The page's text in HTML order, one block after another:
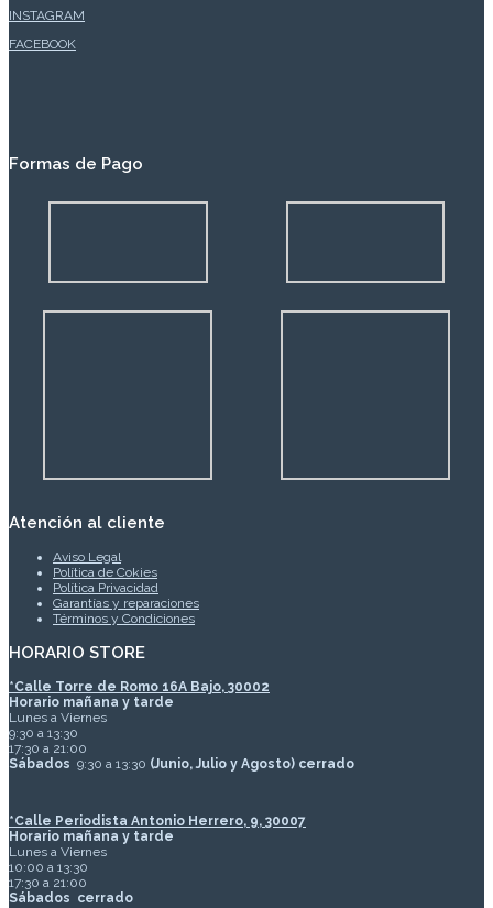
INSTAGRAM
FACEBOOK
Formas de Pago
Atención al cliente
Aviso Legal
Política de Cokies
Política Privacidad
Garantías y reparaciones
Términos y Condiciones
HORARIO STORE
*Calle Torre de Romo 16A Bajo, 30002
Horario mañana y tarde
Lunes a Viernes
9:30 a 13:30
17:30 a 21:00
Sábados 9:30 a 13:30 (Junio, Julio y Agosto) cerrado
*Calle Periodista Antonio Herrero, 9, 30007
Horario mañana y tarde
Lunes a Viernes
10:00 a 13:30
17:30 a 21:00
Sábados cerrado